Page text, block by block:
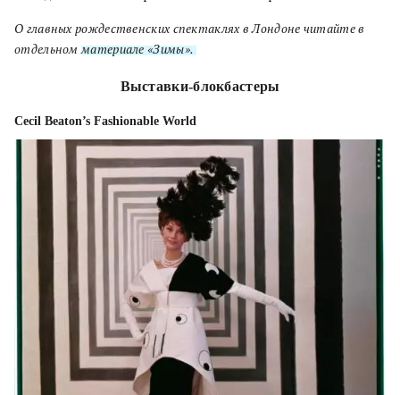
О главных рождественских спектаклях в Лондоне читайте в
отдельном материале «Зимы».
Выставки-блокбастеры
Cecil Beaton’s Fashionable World